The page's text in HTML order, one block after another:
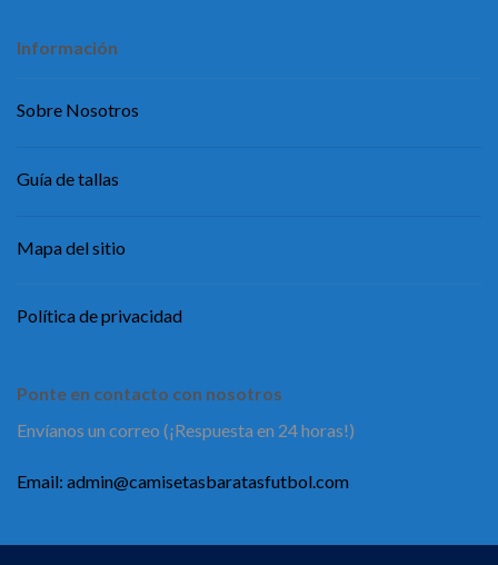
Información
Sobre Nosotros
Guía de tallas
Mapa del sitio
Política de privacidad
Ponte en contacto con nosotros
Envíanos un correo (¡Respuesta en 24 horas!)
Email: admin@camisetasbaratasfutbol.com